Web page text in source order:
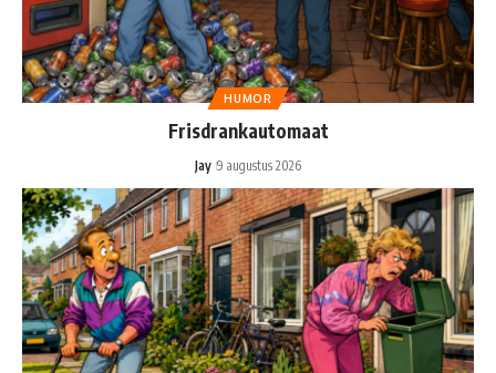
HUMOR
Frisdrankautomaat
Jay 9 augustus 2026